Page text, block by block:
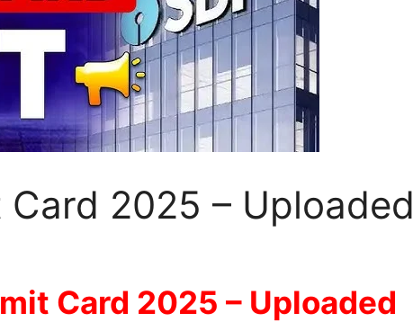
2025 – Uploaded
Card 2025 – Uploaded